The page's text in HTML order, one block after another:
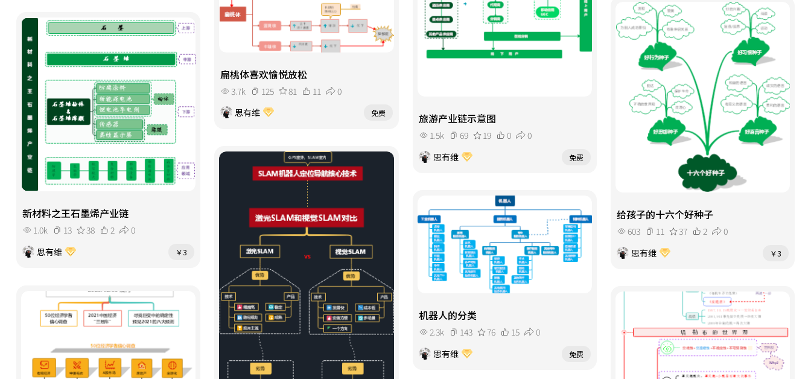
旅游产业链示意图
1.5k 69 19 0
0
思有维
免费
扁桃体喜欢愉悦放松
3.7k 125 81 11
0
思有维
免费
给孩子的十六个好种子
603 11 37 2
0
思有维
￥3
新材料之王石墨烯产业链
1.0k 13 38 2
0
思有维
￥3
机器人的分类
2.3k 143 76 15
0
思有维
免费